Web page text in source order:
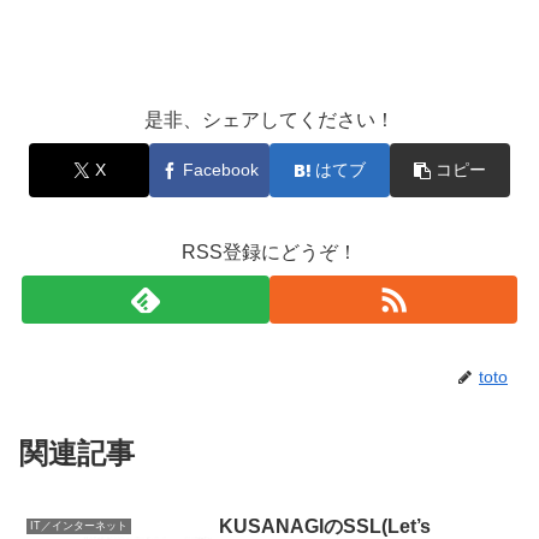
是非、シェアしてください！
X Facebook はてブ コピー
RSS登録にどうぞ！
toto
関連記事
IT／インターネット
KUSANAGIのSSL(Let’s